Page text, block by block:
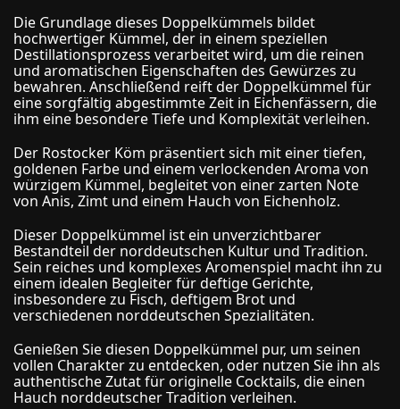
Die Grundlage dieses Doppelkümmels bildet
hochwertiger Kümmel, der in einem speziellen
Destillationsprozess verarbeitet wird, um die reinen
und aromatischen Eigenschaften des Gewürzes zu
bewahren. Anschließend reift der Doppelkümmel für
eine sorgfältig abgestimmte Zeit in Eichenfässern, die
ihm eine besondere Tiefe und Komplexität verleihen.
Der Rostocker Köm präsentiert sich mit einer tiefen,
goldenen Farbe und einem verlockenden Aroma von
würzigem Kümmel, begleitet von einer zarten Note
von Anis, Zimt und einem Hauch von Eichenholz.
Dieser Doppelkümmel ist ein unverzichtbarer
Bestandteil der norddeutschen Kultur und Tradition.
Sein reiches und komplexes Aromenspiel macht ihn zu
einem idealen Begleiter für deftige Gerichte,
insbesondere zu Fisch, deftigem Brot und
verschiedenen norddeutschen Spezialitäten.
Genießen Sie diesen Doppelkümmel pur, um seinen
vollen Charakter zu entdecken, oder nutzen Sie ihn als
authentische Zutat für originelle Cocktails, die einen
Hauch norddeutscher Tradition verleihen.